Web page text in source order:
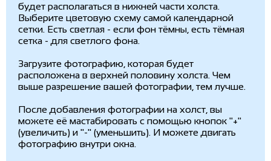
будет располагаться в нижней части холста.
Выберите цветовую схему самой календарной
сетки. Есть светлая - если фон тёмны, есть тёмная
сетка - для светлого фона.
Загрузите фотографию, которая будет
расположена в верхней половину холста. Чем
выше разрешение вашей фотографии, тем лучше.
После добавления фотографии на холст, вы
можете её мастабировать с помощью кнопок "+"
(увеличить) и "-" (уменьшить). И можете двигать
фотографию внутри окна.